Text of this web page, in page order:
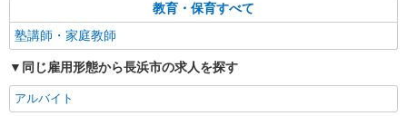
教育・保育すべて
塾講師・家庭教師
同じ雇用形態から長浜市の求人を探す
アルバイト